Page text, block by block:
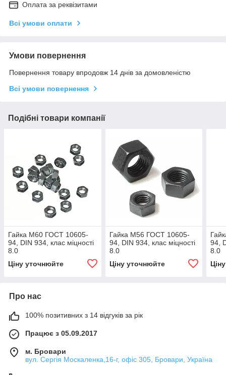
Оплата за реквізитами
Всі умови оплати
Умови повернення
Повернення товару впродовж 14 днів за домовленістю
Всі умови повернення
Подібні товари компанії
Гайка М60 ГОСТ 10605-
94, DIN 934, клас міцності
8.0
Ціну уточнюйте
Гайка М56 ГОСТ 10605-
94, DIN 934, клас міцності
8.0
Ціну уточнюйте
94,
8.0
Про нас
100% позитивних з 14 відгуків за рік
Працює з 05.09.2017
м. Бровари
вул. Сергія Москаленка,16-г, офіс 305, Бровари, Україна